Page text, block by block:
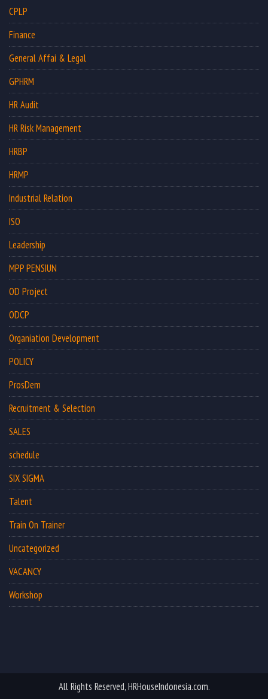
CPLP
Finance
General Affai & Legal
GPHRM
HR Audit
HR Risk Management
HRBP
HRMP
Industrial Relation
ISO
Leadership
MPP PENSIUN
OD Project
ODCP
Organiation Development
POLICY
ProsDem
Recruitment & Selection
SALES
schedule
SIX SIGMA
Talent
Train On Trainer
Uncategorized
VACANCY
Workshop
All Rights Reserved, HRHouseIndonesia.com.